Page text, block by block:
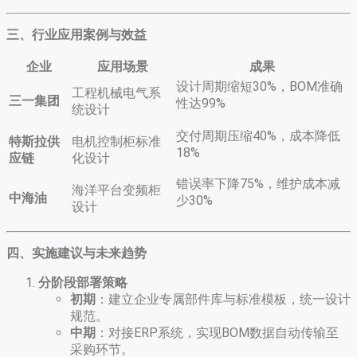
三、行业应用案例与效益
企业 应用场景 成果
三一集团
工程机械电气系
统设计
设计周期缩短30%，BOM准确
性达99%
特斯拉供
应链
电机控制柜标准
化设计
交付周期压缩40%，成本降低
18%
中海油
海洋平台变频柜
设计
错误率下降75%，维护成本减
少30%
四、实施建议与未来趋势
分阶段部署策略
初期 ​：建立企业专属部件库与标准模板，统一设计
规范。
中期 ​：对接ERP系统，实现BOM数据自动传输至
采购环节。